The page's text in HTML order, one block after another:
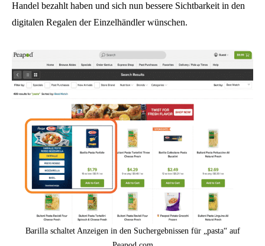
Handel bezahlt haben und sich nun bessere Sichtbarkeit in den
digitalen Regalen der Einzelhändler wünschen.
Barilla schaltet Anzeigen in den Suchergebnissen für „pasta“ auf